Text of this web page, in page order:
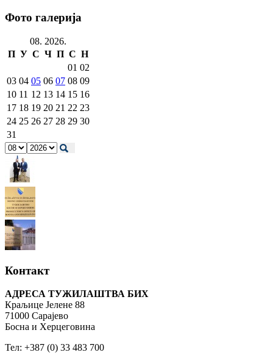
Фото галерија
08. 2026.
П У С Ч П С Н
01 02
03 04 05 06 07 08 09
10 11 12 13 14 15 16
17 18 19 20 21 22 23
24 25 26 27 28 29 30
31
Контакт
АДРЕСА ТУЖИЛАШТВА БИХ
Краљице Јелене 88
71000 Сарајево
Босна и Херцеговина
Тел: +387 (0) 33 483 700